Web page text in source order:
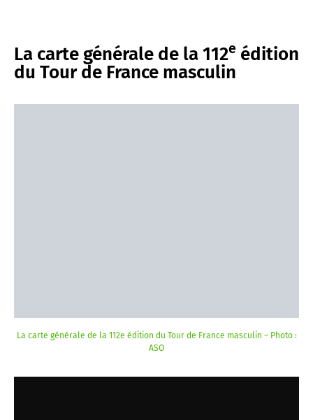
La carte générale de la 112e édition
du Tour de France masculin
La carte générale de la 112e édition du Tour de France masculin – Photo :
ASO